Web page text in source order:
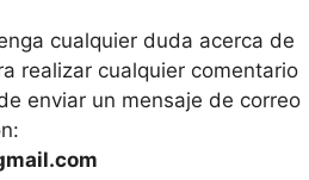
cualquier duda acerca de
realizar cualquier comentario
enviar un mensaje de correo